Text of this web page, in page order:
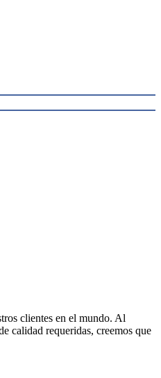
clientes en el mundo. Al
calidad requeridas, creemos que